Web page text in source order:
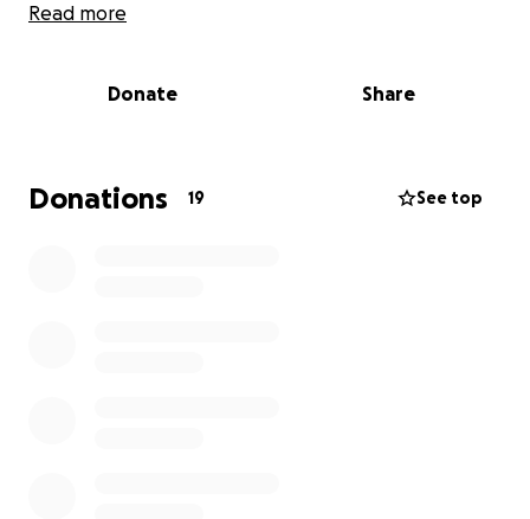
devastating loss but also to shoulder significant
necessities for her kids. Right now, she has only $400
Fatima lives in Brampton and is doing everything she
can to keep her family afloat, but she urgently
Read more
Donate Share
Donations 19 See top